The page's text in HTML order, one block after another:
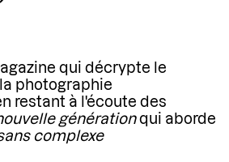
qui décrypte le
photographie
restant à l'écoute des
générationqui aborde
complexe